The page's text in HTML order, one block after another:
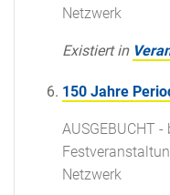
Netzwerk
Existiert in
150 Jahre
AUSGEBUCHT
Netzwerk